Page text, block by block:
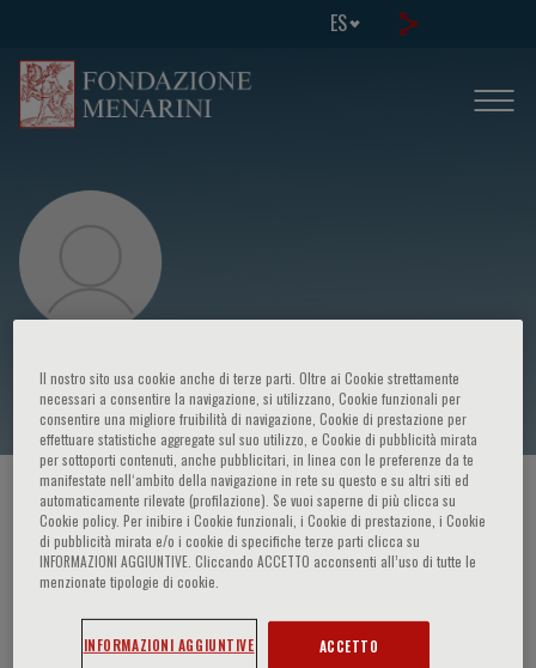
ES
Roberto Torchio
HOME PAGE / CURSOS Y EVENTOS / ORADOR
Roberto Torchio
Il nostro sito usa cookie anche di terze parti. Oltre ai Cookie strettamente
necessari a consentire la navigazione, si utilizzano, Cookie funzionali per
consentire una migliore fruibilità di navigazione, Cookie di prestazione per
effettuare statistiche aggregate sul suo utilizzo, e Cookie di pubblicità mirata
per sottoporti contenuti, anche pubblicitari, in linea con le preferenze da te
manifestate nell‘ambito della navigazione in rete su questo e su altri siti ed
automaticamente rilevate (profilazione). Se vuoi saperne di più clicca su
Cookie policy. Per inibire i Cookie funzionali, i Cookie di prestazione, i Cookie
di pubblicità mirata e/o i cookie di specifiche terze parti clicca su
INFORMAZIONI AGGIUNTIVE. Cliccando ACCETTO acconsenti all’uso di tutte le
menzionate tipologie di cookie.
INFORMAZIONI AGGIUNTIVE ACCETTO